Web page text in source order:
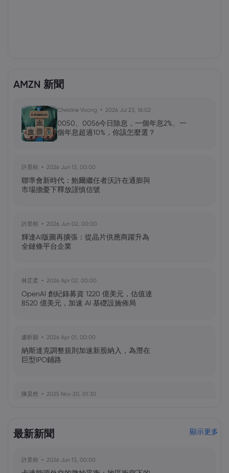
AMZN 新聞
Christine Voong 2026 Jul 23, 16:02
0050、0056今日除息，一個年息2%、一
個年息超過10%，你該怎麼選？
許景桓 2026 Jun 13, 00:00
聯準會新時代：鮑爾繼任者沃許在通膨與
市場擔憂下釋放謹慎信號
許景桓 2026 Jun 02, 00:00
輝達AI版圖再擴張：從晶片供應商躍升為
全鏈條平台企業
林芷柔 2026 Apr 02, 00:00
OpenAI 創紀錄募資 1220 億美元，估值達
8520 億美元，加速 AI 基礎設施佈局
盧昕穎 2026 Apr 01, 00:00
納斯達克調整規則加速新股納入，為潛在
巨型IPO鋪路
陳昊然 2025 Nov 20, 01:30
OpenAI簽署380億美元AWS算力協議：雲
最新新聞 顯示更多
許景桓 2026 Jun 13, 00:00